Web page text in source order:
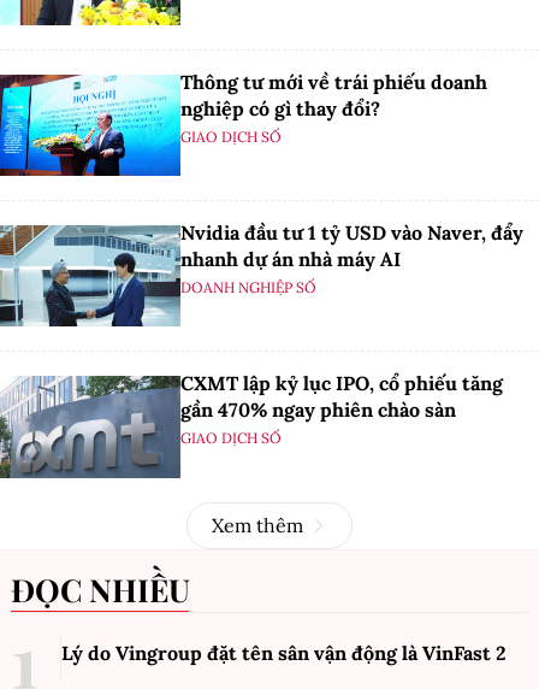
Thông tư mới về trái phiếu doanh
nghiệp có gì thay đổi?
GIAO DỊCH SỐ
Nvidia đầu tư 1 tỷ USD vào Naver, đẩy
nhanh dự án nhà máy AI
DOANH NGHIỆP SỐ
CXMT lập kỷ lục IPO, cổ phiếu tăng
gần 470% ngay phiên chào sàn
GIAO DỊCH SỐ
Xem thêm
ĐỌC NHIỀU
Lý do Vingroup đặt tên sân vận động là VinFast 2